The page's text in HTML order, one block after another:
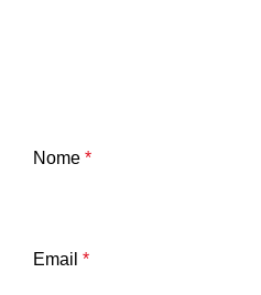
Nome *
Email *